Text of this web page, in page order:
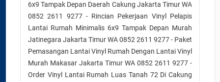
6x9 Tampak Depan Daerah Cakung Jakarta Timur WA
0852 2611 9277 - Rincian Pekerjaan Vinyl Pelapis
Lantai Rumah Minimalis 6x9 Tampak Depan Murah
Jatinegara Jakarta Timur WA 0852 2611 9277 - Paket
Pemasangan Lantai Vinyl Rumah Dengan Lantai Vinyl
Murah Makasar Jakarta Timur WA 0852 2611 9277 -
Order Vinyl Lantai Rumah Luas Tanah 72 Di Cakung